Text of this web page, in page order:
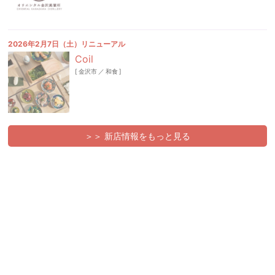
2026年2月7日（土）リニューアル
Coil
[金沢市 ／ 和食]
＞＞ 新店情報をもっと見る